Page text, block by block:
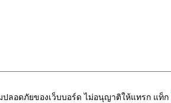
ปลอดภัยของเว็บบอร์ด ไม่อนุญาติให้แทรก แท็ก